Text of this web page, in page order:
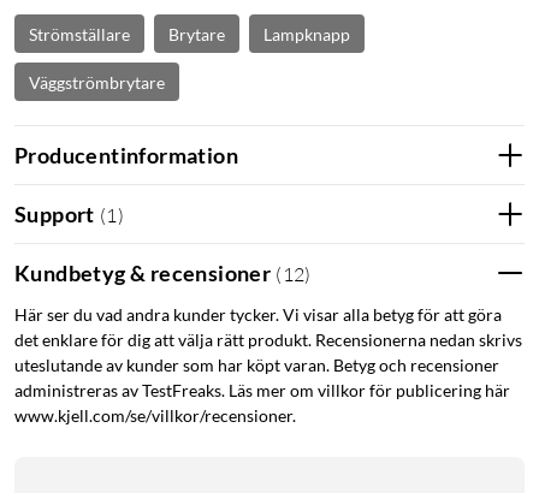
Strömställare Brytare Lampknapp
Väggströmbrytare
Producentinformation
Support (1 )
Kundbetyg & recensioner ( 12)
Här ser du vad andra kunder tycker. Vi visar alla betyg för att göra
det enklare för dig att välja rätt produkt. Recensionerna nedan skrivs
uteslutande av kunder som har köpt varan. Betyg och recensioner
administreras av TestFreaks. Läs mer om villkor för publicering här
www.kjell.com/se/villkor/recensioner.